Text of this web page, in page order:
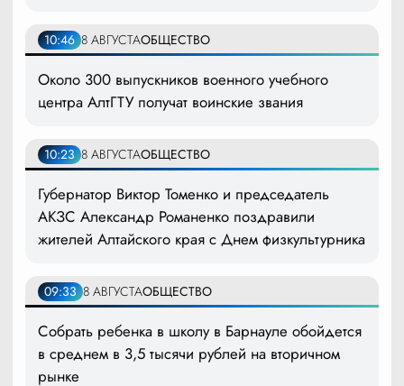
10:46 8 АВГУСТАОБЩЕСТВО
Около 300 выпускников военного учебного
центра АлтГТУ получат воинские звания
10:23 8 АВГУСТАОБЩЕСТВО
Губернатор Виктор Томенко и председатель
АКЗС Александр Романенко поздравили
жителей Алтайского края с Днем физкультурника
09:33 8 АВГУСТАОБЩЕСТВО
Собрать ребенка в школу в Барнауле обойдется
в среднем в 3,5 тысячи рублей на вторичном
рынке